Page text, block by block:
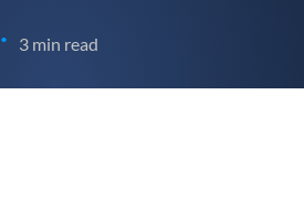
• 3 min read